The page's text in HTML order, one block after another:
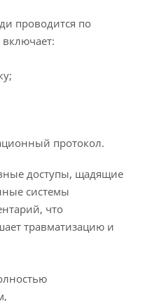
проводится по
протокол.
доступы, щадящие
системы
что
травматизацию и